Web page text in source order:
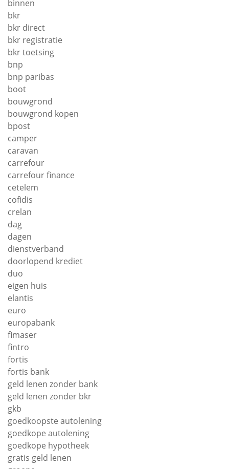
binnen
bkr
bkr direct
bkr registratie
bkr toetsing
bnp
bnp paribas
boot
bouwgrond
bouwgrond kopen
bpost
camper
caravan
carrefour
carrefour finance
cetelem
cofidis
crelan
dag
dagen
dienstverband
doorlopend krediet
duo
eigen huis
elantis
euro
europabank
fimaser
fintro
fortis
fortis bank
geld lenen zonder bank
geld lenen zonder bkr
gkb
goedkoopste autolening
goedkope autolening
goedkope hypotheek
gratis geld lenen